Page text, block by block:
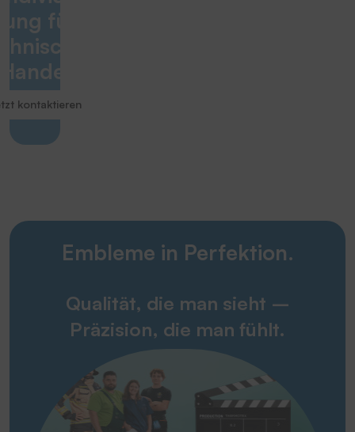
für den
Handel
kontaktieren
Embleme in Perfektion.
Qualität, die man sieht –
Präzision, die man fühlt.